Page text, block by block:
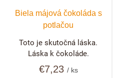
Biela májová čokoláda s
potlačou
€7,23 / ks
Toto je skutočná láska.
Láska k čokoláde.